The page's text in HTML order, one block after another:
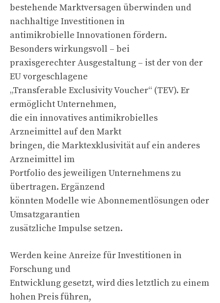
bestehende Marktversagen überwinden und
nachhaltige Investitionen in
antimikrobielle Innovationen fördern.
Besonders wirkungsvoll – bei
praxisgerechter Ausgestaltung – ist der von der
EU vorgeschlagene
„Transferable Exclusivity Voucher“ (TEV). Er
ermöglicht Unternehmen,
die ein innovatives antimikrobielles
Arzneimittel auf den Markt
bringen, die Marktexklusivität auf ein anderes
Arzneimittel im
Portfolio des jeweiligen Unternehmens zu
übertragen. Ergänzend
könnten Modelle wie Abonnementlösungen oder
Umsatzgarantien
zusätzliche Impulse setzen.
Werden keine Anreize für Investitionen in
Forschung und
Entwicklung gesetzt, wird dies letztlich zu einem
hohen Preis führen,